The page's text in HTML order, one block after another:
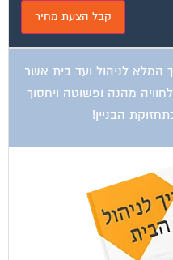
המלא לניהול ועד בית אשר
מהנה ופשוטה ויחסוך
הבניין!